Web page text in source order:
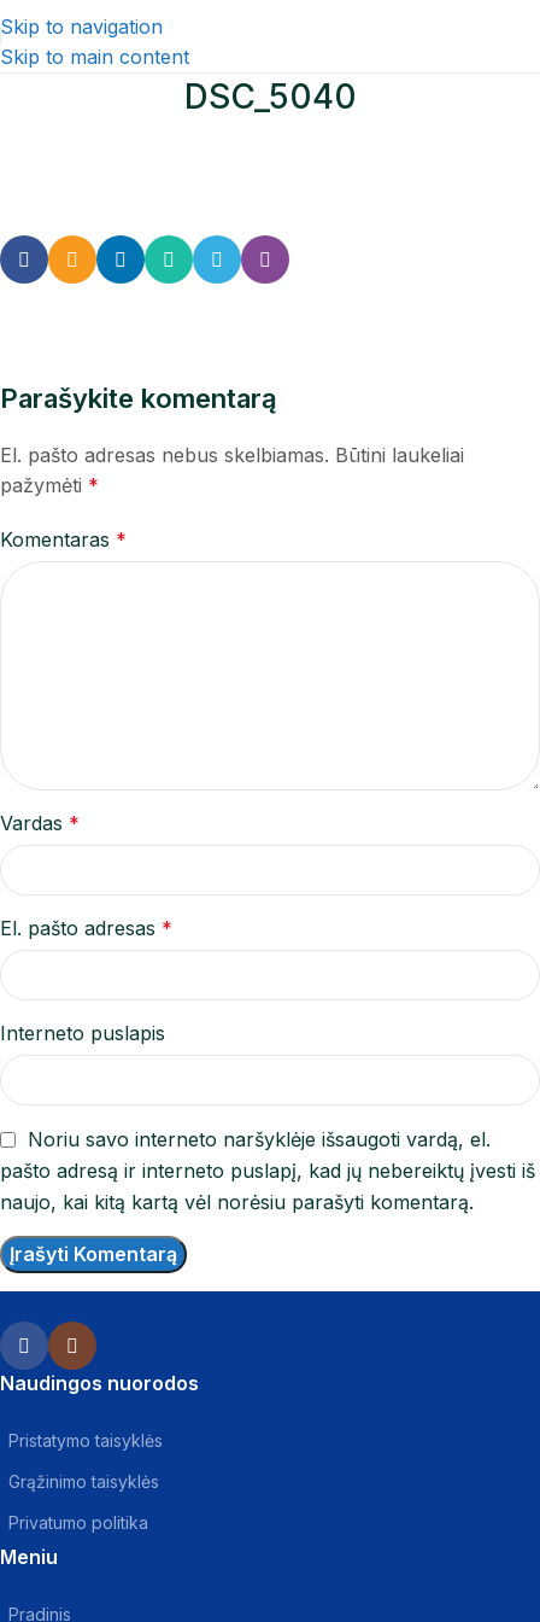
Skip to navigation
Skip to main content
DSC_5040
Parašykite komentarą
El. pašto adresas nebus skelbiamas. Būtini laukeliai
pažymėti *
Komentaras *
Vardas *
El. pašto adresas *
Interneto puslapis
Noriu savo interneto naršyklėje išsaugoti vardą, el.
pašto adresą ir interneto puslapį, kad jų nebereiktų įvesti iš
naujo, kai kitą kartą vėl norėsiu parašyti komentarą.
Naudingos nuorodos
Pristatymo taisyklės
Grąžinimo taisyklės
Privatumo politika
Meniu
Pradinis